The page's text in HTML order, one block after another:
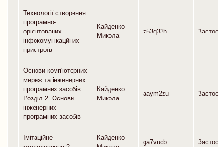
Технології створення
програмно-
орієнтованих
інфокомунікацйних
пристроїв
Кайденко
Микола
z53q33h
Основи комп'ютерних
мереж та інженерних
програмних засобів
Розділ 2. Основи
інженерних
програмних засобів
Кайденко
Микола
aaym2zu
Імітаційне
Кайденко
ga7vucb